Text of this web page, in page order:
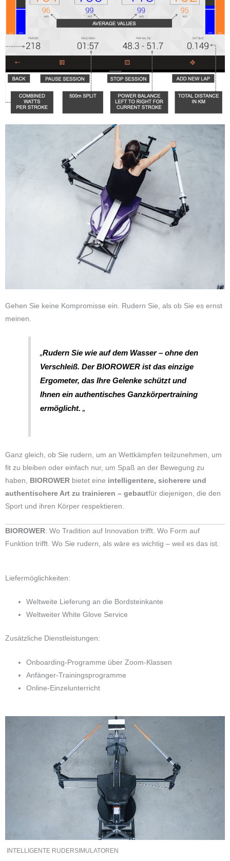
Gehen Sie keine Kompromisse ein. Rudern Sie, als ob Sie es ernst
meinen.
„Rudern Sie wie auf dem Wasser – ohne den
Verschleiß. Der BIOROWER ist das einzige
Ergometer, das Ihre Gelenke schützt und
Ihnen ein authentisches Ganzkörpertraining
ermöglicht.„
Ganz gleich, ob Sie rudern, um an Wettkämpfen teilzunehmen, um
fit zu bleiben oder einfach nur, um Spaß an der Bewegung zu
haben,
BIOROWER bietet eine intelligentere, sicherere und
authentischere Art zu trainieren – gebautfür diejenigen, die den
Sport und ihren Körper respektieren.
BIOROWER: Wo Tradition auf Innovation trifft. Wo Form auf
Funktion trifft. Wo Sie rudern, als wäre es wichtig – weil es das ist.
Liefermöglichkeiten:
Weltweite Lieferung an die Bordsteinkante
Weltweiter White Glove Service
Zusätzliche Dienstleistungen:
Onboarding-Programme über Zoom-Klassen
Anfänger-Trainingsprogramme
Online-Einzelunterricht
INTELLIGENTE RUDERSIMULATOREN
Dieses
Produkt
weist
mehrere
Varianten
auf.
Die
Optionen
können
auf
der